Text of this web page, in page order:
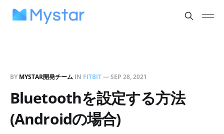
BY MYSTAR開発チーム IN FITBIT—SEP 28, 2021
Bluetoothを設定する方法
(Androidの場合)